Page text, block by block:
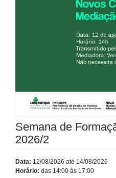
Semana de
2026/2
Data: 12/08/2026 até 14/08/2026
Horário: das 14:00 às 17:00